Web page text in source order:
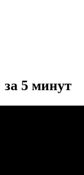
5 минут